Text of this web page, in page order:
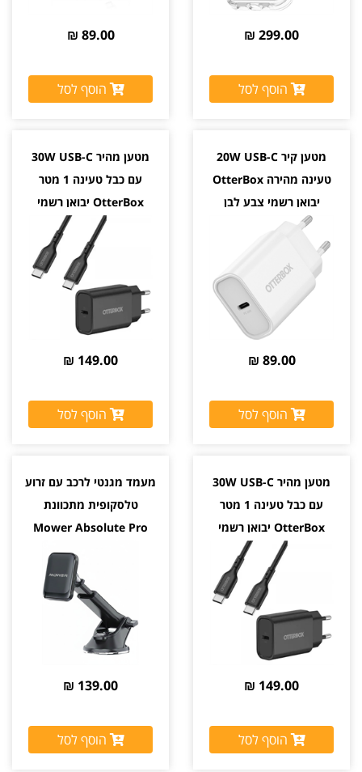
299.00 ₪
הוסף לסל
89.00 ₪
הוסף לסל
מטען קיר 20W USB-C
טעינה מהירה OtterBox
יבואן רשמי צבע לבן
89.00 ₪
הוסף לסל
מטען מהיר 30W USB-C
עם כבל טעינה 1 מטר
OtterBox יבואן רשמי
149.00 ₪
הוסף לסל
מטען מהיר 30W USB-C
עם כבל טעינה 1 מטר
OtterBox יבואן רשמי
149.00 ₪
הוסף לסל
מעמד מגנטי לרכב עם זרוע
טלסקופית מתכוונת
Mower Absolute Pro
יבואן רשמי
139.00 ₪
הוסף לסל